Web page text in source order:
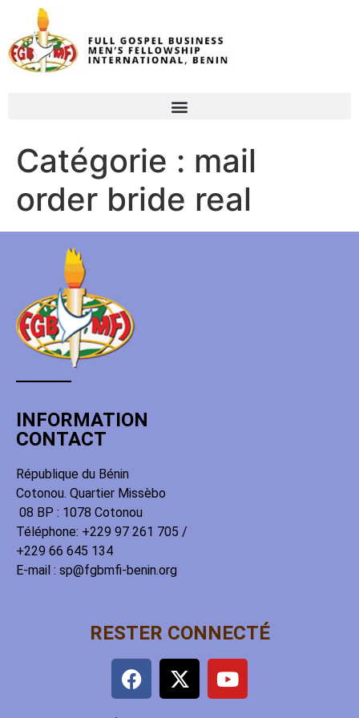
Catégorie : mail
order bride real
INFORMATION
CONTACT
République du Bénin
Cotonou. Quartier Missèbo
08 BP : 1078 Cotonou
Téléphone: +229 97 261 705 /
+229 66 645 134
E-mail : sp@fgbmfi-benin.org
RESTER CONNECTÉ